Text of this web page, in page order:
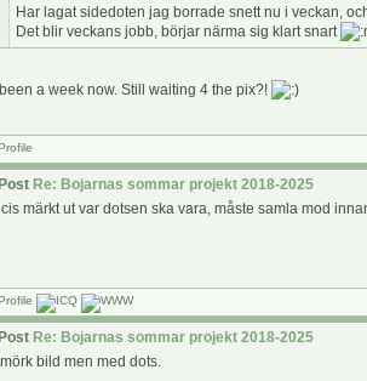
Har lagat sidedoten jag borrade snett nu i veckan,
Det blir veckans jobb, börjar närma sig klart snart
been a week now. Still waiting 4 the pix?!
Re: Bojarnas sommar projekt 2018-2025
märkt ut var dotsen ska vara, måste samla mod
Re: Bojarnas sommar projekt 2018-2025
bild men med dots.